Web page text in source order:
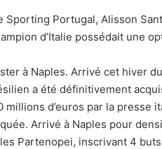
Sporting Portugal, Alisson
d’Italie possédait une
à Naples. Arrivé cet hiver
a été définitivement
millions d’euros par la
Arrivé à Naples pour
Partenopei, inscrivant 4